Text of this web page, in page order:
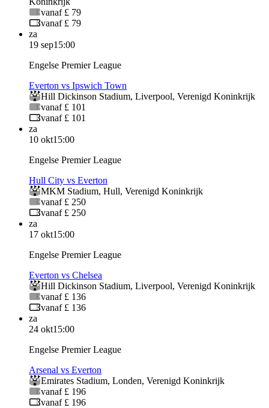
vanaf £ 79
vanaf £ 79
za
19 sep15:00
Engelse Premier League
Everton vs Ipswich Town
Hill Dickinson Stadium, Liverpool, Verenigd Koninkrijk
vanaf £ 101
vanaf £ 101
za
10 okt15:00
Engelse Premier League
Hull City vs Everton
MKM Stadium, Hull, Verenigd Koninkrijk
vanaf £ 250
vanaf £ 250
za
17 okt15:00
Engelse Premier League
Everton vs Chelsea
Hill Dickinson Stadium, Liverpool, Verenigd Koninkrijk
vanaf £ 136
vanaf £ 136
za
24 okt15:00
Engelse Premier League
Arsenal vs Everton
Emirates Stadium, Londen, Verenigd Koninkrijk
vanaf £ 196
vanaf £ 196